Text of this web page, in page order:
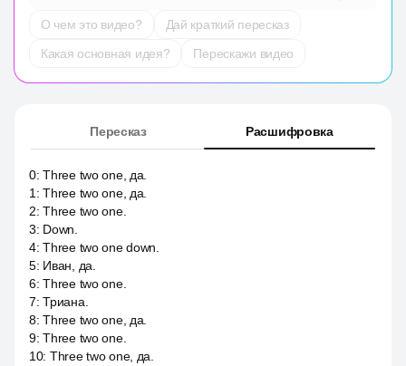
О чем это видео?
Дай краткий пересказ
Какая основная идея?
Перескажи видео
Пересказ Расшифровка
0:Three two one, да.
1 :Three two one, да.
2:Three two one.
3: Down.
4:Three two one down.
5: Иван, да.
6:Three two one.
7:Триана.
8:Three two one, да.
9:Three two one.
10: Three two one, да.